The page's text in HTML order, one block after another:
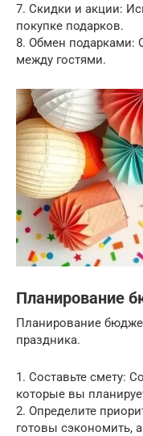
7. Скидки и акции:
покупке подарков.
8. Обмен подарками:
между гостями.
Планирование
Планирование
праздника.
1. Составьте смету:
которые вы
2. Определите
готовы сэкономить,